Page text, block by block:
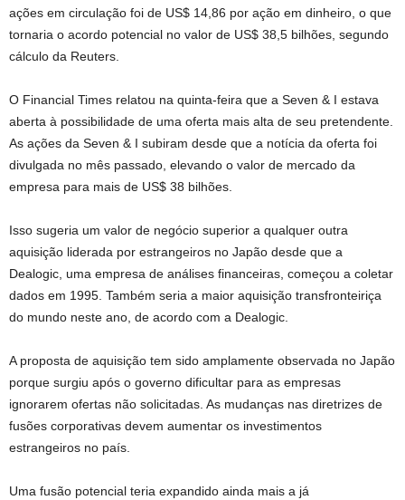
ações em circulação foi de US$ 14,86 por ação em dinheiro, o que
tornaria o acordo potencial no valor de US$ 38,5 bilhões, segundo
cálculo da Reuters.
O Financial Times relatou na quinta-feira que a Seven & I estava
aberta à possibilidade de uma oferta mais alta de seu pretendente.
As ações da Seven & I subiram desde que a notícia da oferta foi
divulgada no mês passado, elevando o valor de mercado da
empresa para mais de US$ 38 bilhões.
Isso sugeria um valor de negócio superior a qualquer outra
aquisição liderada por estrangeiros no Japão desde que a
Dealogic, uma empresa de análises financeiras, começou a coletar
dados em 1995. Também seria a maior aquisição transfronteiriça
do mundo neste ano, de acordo com a Dealogic.
A proposta de aquisição tem sido amplamente observada no Japão
porque surgiu após o governo dificultar para as empresas
ignorarem ofertas não solicitadas. As mudanças nas diretrizes de
fusões corporativas devem aumentar os investimentos
estrangeiros no país.
Uma fusão potencial teria expandido ainda mais a já